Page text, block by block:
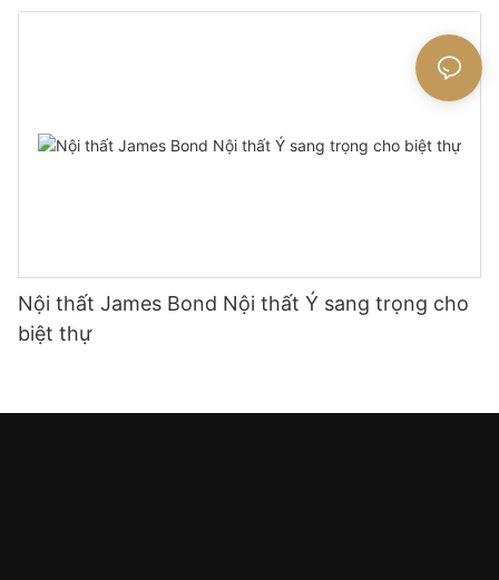
Nội thất James Bond Nội thất Ý sang trọng cho
biệt thự